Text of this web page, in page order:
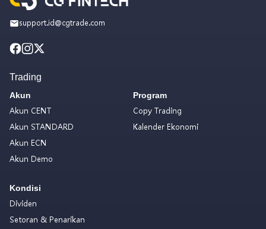
support.id@cgtrade.com
Trading
Akun
Akun CENT
Akun STANDARD
Akun ECN
Akun Demo
Kondisi
Dividen
Setoran & Penarikan
Program
Copy Trading
Kalender Ekonomi